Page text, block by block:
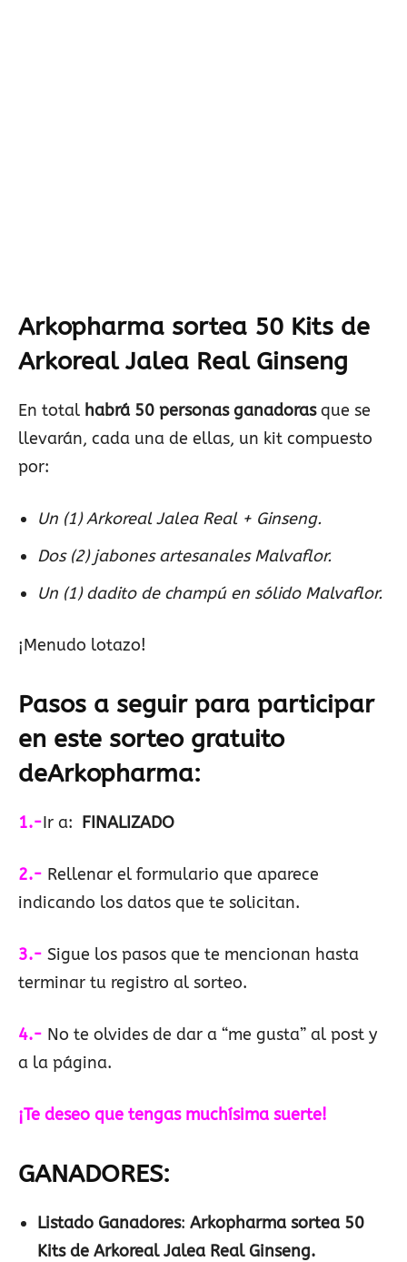
Arkopharma sortea 50 Kits de
Arkoreal Jalea Real Ginseng
En total habrá 50 personas ganadorasque se
llevarán, cada una de ellas, un kit compuesto
por:
Un (1) Arkoreal Jalea Real + Ginseng.
Dos (2) jabones artesanales Malvaflor.
Un (1) dadito de champú en sólido Malvaflor.
¡Menudo lotazo!
Pasos a seguir para participar
en este sorteo gratuito
deArkopharma:
1.-Ir a: FINALIZADO
2.- Rellenar el formulario que aparece
indicando los datos que te solicitan.
3.- Sigue los pasos que te mencionan hasta
terminar tu registro al sorteo.
4.- No te olvides de dar a “me gusta” al post y
a la página.
¡Te deseo que tengas muchísima suerte!
GANADORES:
Listado Ganadores: Arkopharma sortea 50
Kits de Arkoreal Jalea Real Ginseng.